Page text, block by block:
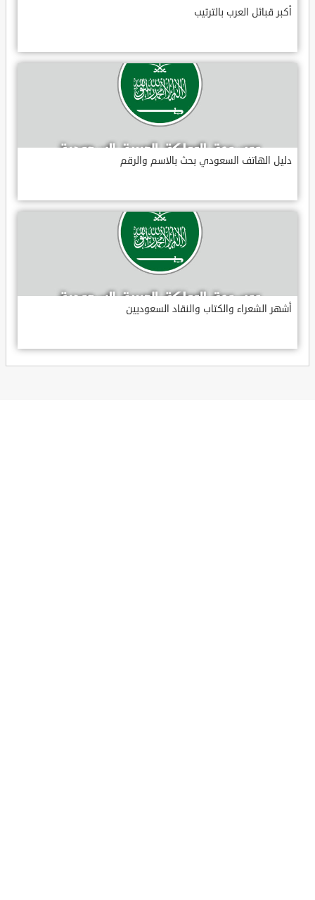
أكبر قبائل العرب بالترتيب
دليل الهاتف السعودي بحث بالاسم والرقم
أشهر الشعراء والكتاب والنقاد السعوديين